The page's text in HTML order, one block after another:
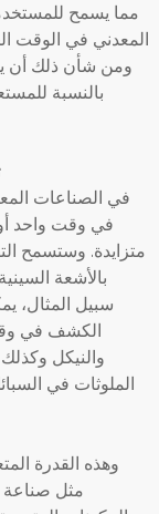
المعدني في الوقت
ومن شأن ذلك أن
بالنسبة
في الصناعات
في وقت واحد أو
متزايدة. وستسمح
بالأشعة
سبيل المثال،
الكشف في
والنيكل وكذلك
الملوثات في
وهذه القدرة
مثل صناعة